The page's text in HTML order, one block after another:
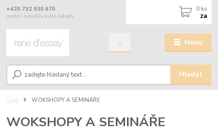
Menu
Hledat
+420 732 930 670
osobní návštěva dle dohody
0 ks
za
Úvod WOKSHOPY A SEMINÁŘE
WOKSHOPY A SEMINÁŘE